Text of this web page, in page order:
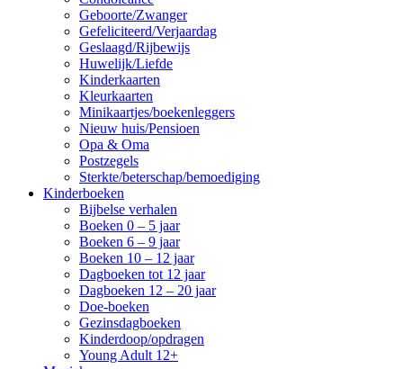
Geboorte/Zwanger
Gefeliciteerd/Verjaardag
Geslaagd/Rijbewijs
Huwelijk/Liefde
Kinderkaarten
Kleurkaarten
Minikaartjes/boekenleggers
Nieuw huis/Pensioen
Opa & Oma
Postzegels
Sterkte/beterschap/bemoediging
Kinderboeken
Bijbelse verhalen
Boeken 0 – 5 jaar
Boeken 6 – 9 jaar
Boeken 10 – 12 jaar
Dagboeken tot 12 jaar
Dagboeken 12 – 20 jaar
Doe-boeken
Gezinsdagboeken
Kinderdoop/opdragen
Young Adult 12+